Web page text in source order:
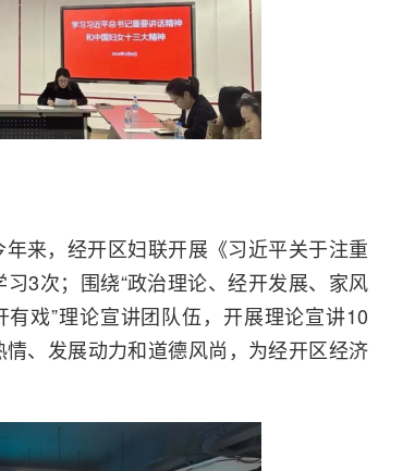
来，经开区妇联开展《习近平关于注重
3次；围绕“政治理论、经开发展、家风
戏”理论宣讲团队伍，开展理论宣讲10
、发展动力和道德风尚，为经开区经济